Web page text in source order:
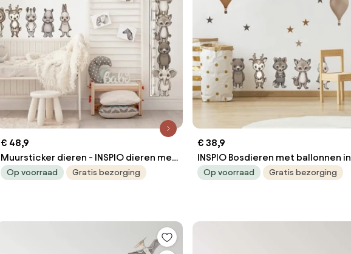
€ 48,9
Muursticker dieren - INSPIO dieren met
groeimeters
Op voorraad Gratis bezorging
€ 38,9
INSPIO Bosdieren met ballonnen in
bruine kleuren
Op voorraad Gratis bezorging